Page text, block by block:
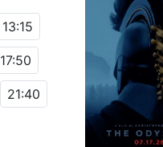
13:15
17:50
21:40